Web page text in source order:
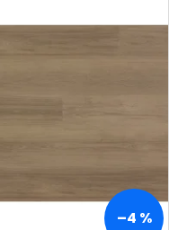
–4 %